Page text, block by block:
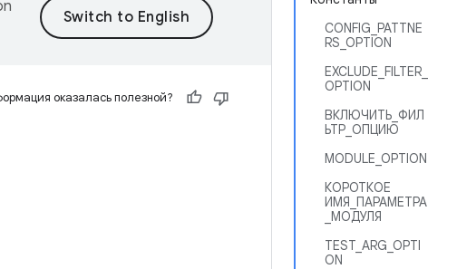
CONFIG_PATTNE
RS_OPTION
EXCLUDE_FILTER_
OPTION
ВКЛЮЧИТЬ_ФИЛ
ЬТР_ОПЦИЮ
MODULE_OPTION
КОРОТКОЕ
ИМЯ_ПАРАМЕТРА
_МОДУЛЯ
TEST_ARG_OPTI
ON
оказалась полезной?